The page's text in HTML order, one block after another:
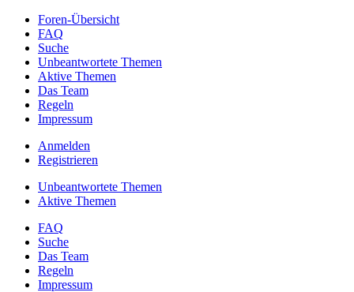
Foren-Übersicht
FAQ
Suche
Unbeantwortete Themen
Aktive Themen
Das Team
Regeln
Impressum
Anmelden
Registrieren
Unbeantwortete Themen
Aktive Themen
FAQ
Suche
Das Team
Regeln
Impressum